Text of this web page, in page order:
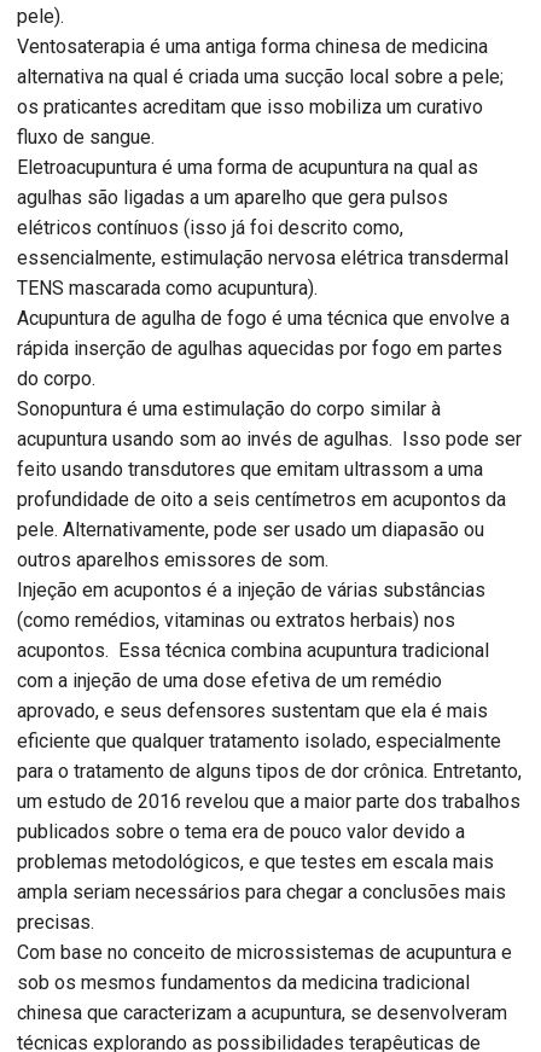
pele).
Ventosaterapia é uma antiga forma chinesa de medicina
alternativa na qual é criada uma sucção local sobre a pele;
os praticantes acreditam que isso mobiliza um curativo
fluxo de sangue.
Eletroacupuntura é uma forma de acupuntura na qual as
agulhas são ligadas a um aparelho que gera pulsos
elétricos contínuos (isso já foi descrito como,
essencialmente, estimulação nervosa elétrica transdermal
TENS mascarada como acupuntura).
Acupuntura de agulha de fogo é uma técnica que envolve a
rápida inserção de agulhas aquecidas por fogo em partes
do corpo.
Sonopuntura é uma estimulação do corpo similar à
acupuntura usando som ao invés de agulhas. Isso pode ser
feito usando transdutores que emitam ultrassom a uma
profundidade de oito a seis centímetros em acupontos da
pele. Alternativamente, pode ser usado um diapasão ou
outros aparelhos emissores de som.
Injeção em acupontos é a injeção de várias substâncias
(como remédios, vitaminas ou extratos herbais) nos
acupontos. Essa técnica combina acupuntura tradicional
com a injeção de uma dose efetiva de um remédio
aprovado, e seus defensores sustentam que ela é mais
eficiente que qualquer tratamento isolado, especialmente
para o tratamento de alguns tipos de dor crônica. Entretanto,
um estudo de 2016 revelou que a maior parte dos trabalhos
publicados sobre o tema era de pouco valor devido a
problemas metodológicos, e que testes em escala mais
ampla seriam necessários para chegar a conclusões mais
precisas.
Com base no conceito de microssistemas de acupuntura e
sob os mesmos fundamentos da medicina tradicional
chinesa que caracterizam a acupuntura, se desenvolveram
técnicas explorando as possibilidades terapêuticas de